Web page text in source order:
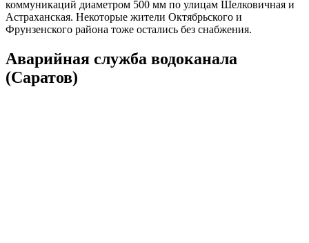
коммуникаций диаметром 500 мм по улицам Шелковичная и
Астраханская. Некоторые жители Октябрьского и
Фрунзенского района тоже остались без снабжения.
Аварийная служба водоканала
(Саратов)